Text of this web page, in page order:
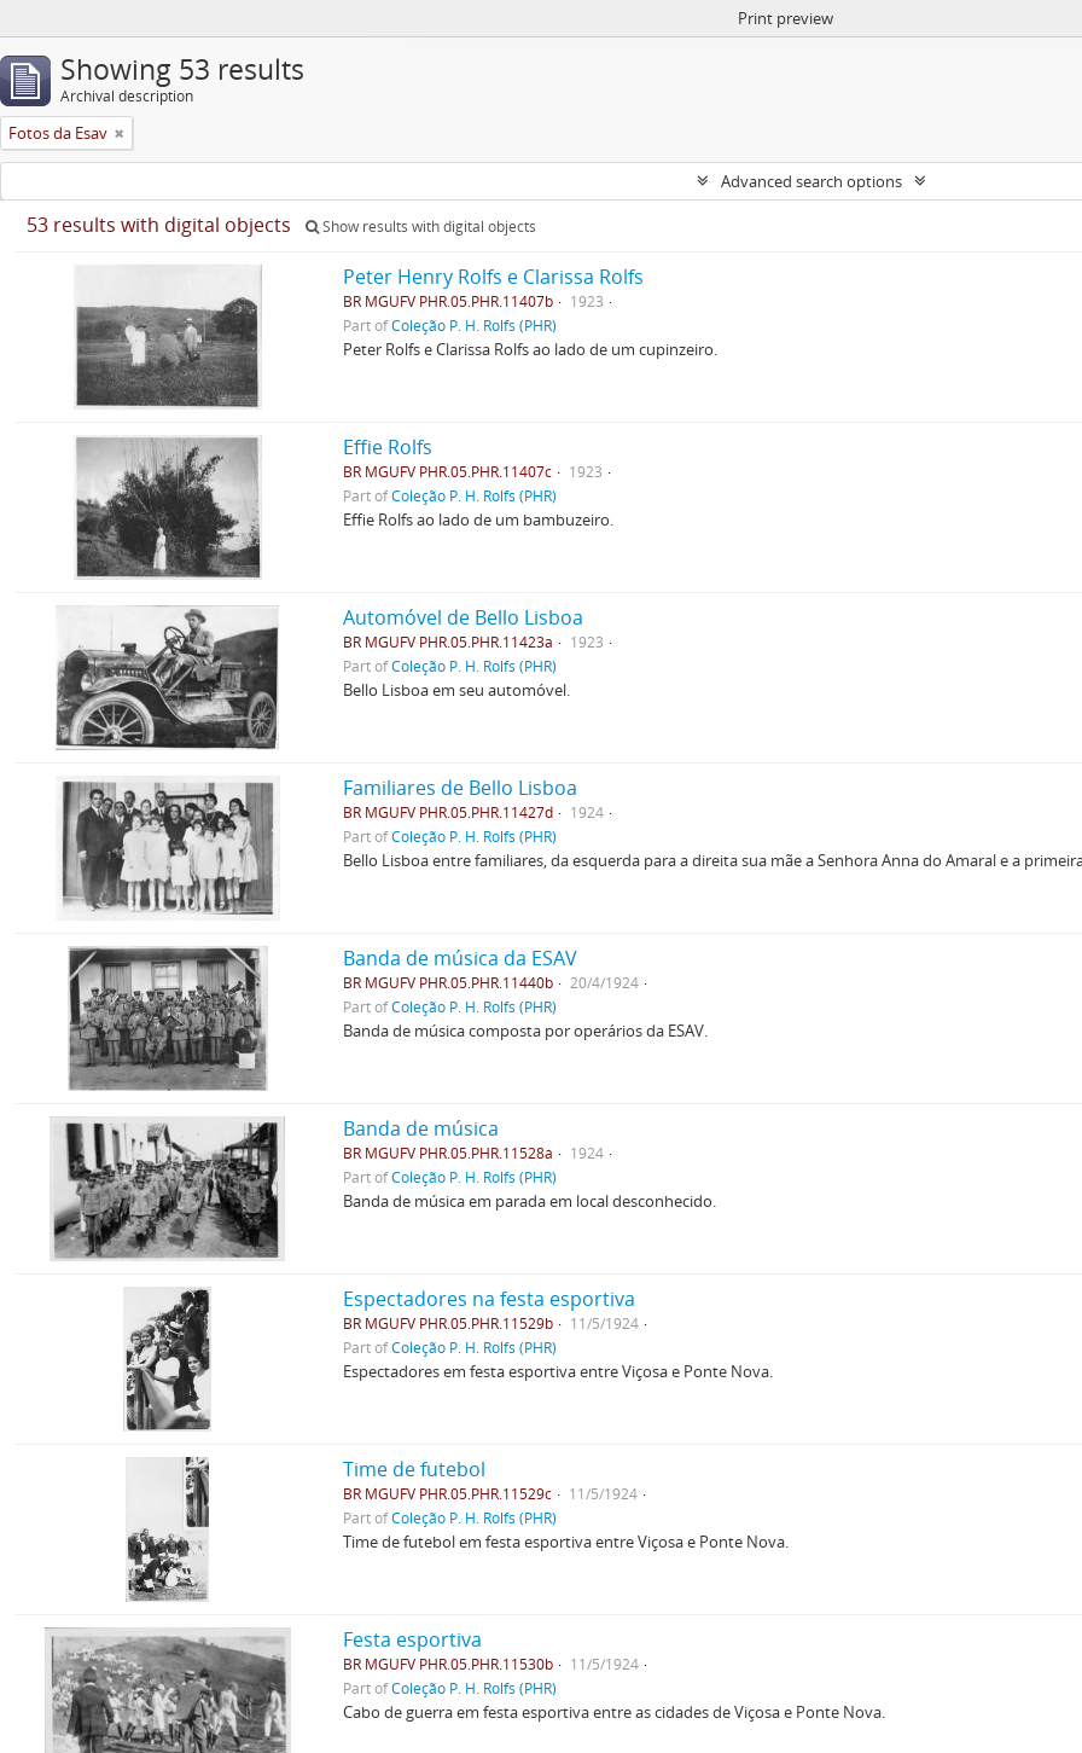
Print preview
Showing 53 results
Archival description
Fotos da Esav
Advanced search options
53 results with digital objects Show results with digital objects
Peter Henry Rolfs e Clarissa Rolfs
BR MGUFV PHR.05.PHR.11407b
1923
Part ofColeção P. H. Rolfs (PHR)
Peter Rolfs e Clarissa Rolfs ao lado de um cupinzeiro.
Effie Rolfs
BR MGUFV PHR.05.PHR.11407c
1923
Part ofColeção P. H. Rolfs (PHR)
Effie Rolfs ao lado de um bambuzeiro.
Automóvel de Bello Lisboa
BR MGUFV PHR.05.PHR.11423a
1923
Part ofColeção P. H. Rolfs (PHR)
Bello Lisboa em seu automóvel.
Familiares de Bello Lisboa
BR MGUFV PHR.05.PHR.11427d
1924
Part ofColeção P. H. Rolfs (PHR)
Bello Lisboa entre familiares, da esquerda para a direita sua mãe a Senhora Anna do Amaral e a
Banda de música da ESAV
BR MGUFV PHR.05.PHR.11440b
20/4/1924
Part ofColeção P. H. Rolfs (PHR)
Banda de música composta por operários da ESAV.
Banda de música
BR MGUFV PHR.05.PHR.11528a
1924
Part ofColeção P. H. Rolfs (PHR)
Banda de música em parada em local desconhecido.
Espectadores na festa esportiva
BR MGUFV PHR.05.PHR.11529b
11/5/1924
Part ofColeção P. H. Rolfs (PHR)
Espectadores em festa esportiva entre Viçosa e Ponte Nova.
Time de futebol
BR MGUFV PHR.05.PHR.11529c
11/5/1924
Part ofColeção P. H. Rolfs (PHR)
Time de futebol em festa esportiva entre Viçosa e Ponte Nova.
Festa esportiva
BR MGUFV PHR.05.PHR.11530b
11/5/1924
Part ofColeção P. H. Rolfs (PHR)
Cabo de guerra em festa esportiva entre as cidades de Viçosa e Ponte Nova.